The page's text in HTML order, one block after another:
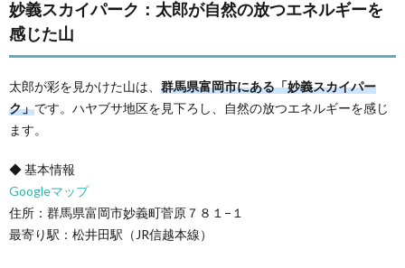
妙義スカイパーク：太郎が自然の放つエネルギーを
感じた山
太郎が彩を見かけた山は、 群馬県富岡市にある「妙義スカイパー
ク」です。ハヤブサ地区を見下ろし、自然の放つエネルギーを感じ
ます。
◆ 基本情報
Googleマップ
住所：群馬県富岡市妙義町菅原７８１−１
最寄り駅：松井田駅（JR信越本線）